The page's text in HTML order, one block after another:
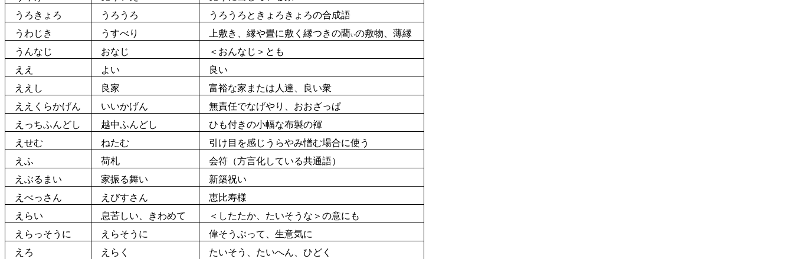
うろきょろ うろうろ うろうろときょろきょろの合成語
うわじき うすべり 上敷き、縁や畳に敷く縁つきの藺いの敷物、薄縁
うんなじ おなじ ＜おんなじ＞とも
ええ よい 良い
ええし 良家 富裕な家または人達、良い衆
ええくらかげん いいかげん 無責任でなげやり、おおざっぱ
えっちふんどし 越中ふんどし ひも付きの小幅な布製の褌
えせむ ねたむ 引け目を感じうらやみ憎む場合に使う
えふ 荷札 会符（方言化している共通語）
えぶるまい 家振る舞い 新築祝い
えべっさん えびすさん 恵比寿様
えらい 息苦しい、きわめて ＜したたか、たいそうな＞の意にも
えらっそうに えらそうに 偉そうぶって、 生意気に
えろ えらく たいそう、たいへん、ひどく